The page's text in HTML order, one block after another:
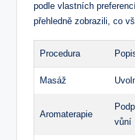
podle vlastních
přehledně zobrazili, co
Procedura
Masáž
Aromaterapie
vůní